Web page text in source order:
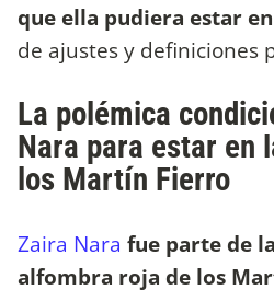
que ella pudiera estar
de ajustes y definiciones
La polémica
Nara para estar en
los Martín Fierro
Zaira Nara fue parte de
alfombra roja de los